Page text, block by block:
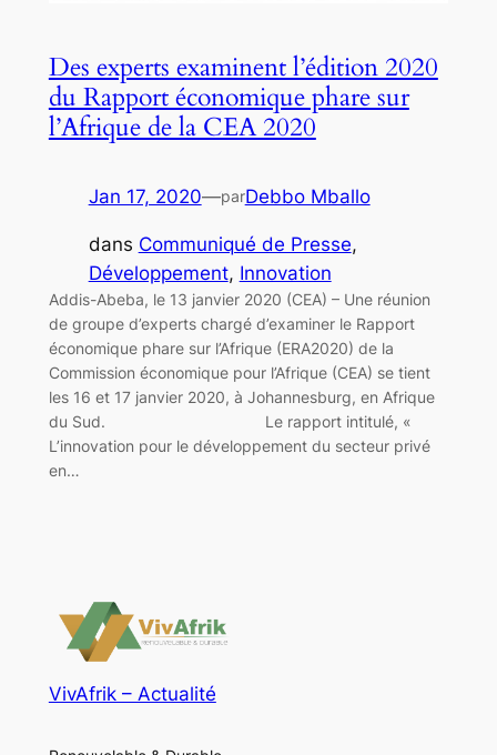
Des experts examinent l’édition 2020
du Rapport économique phare sur
l’Afrique de la CEA 2020
Jan 17, 2020—parDebbo Mballo
dans Communiqué de Presse
Développement, Innovation
Addis-Abeba, le 13 janvier 2020 (CEA) – Une réunion
de groupe d’experts chargé d’examiner le Rapport
économique phare sur l’Afrique (ERA2020) de la
Commission économique pour l’Afrique (CEA) se tient
les 16 et 17 janvier 2020, à Johannesburg, en Afrique
du Sud. Le rapport intitulé, «
L’innovation pour le développement du secteur privé
en…
VivAfrik – Actualité